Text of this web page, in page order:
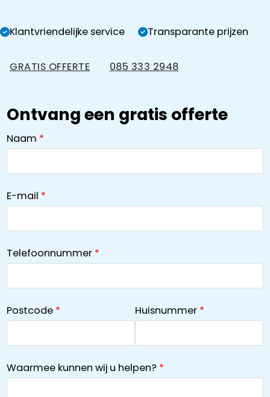
Klantvriendelijke service Transparante prijzen
GRATIS OFFERTE 085 333 2948
Ontvang een gratis offerte
Naam
E-mail
Telefoonnummer
Postcode Huisnummer
Waarmee kunnen wij u helpen?